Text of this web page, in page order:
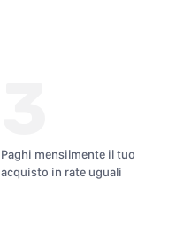
Paghi mensilmente il tuo
acquisto in rate uguali